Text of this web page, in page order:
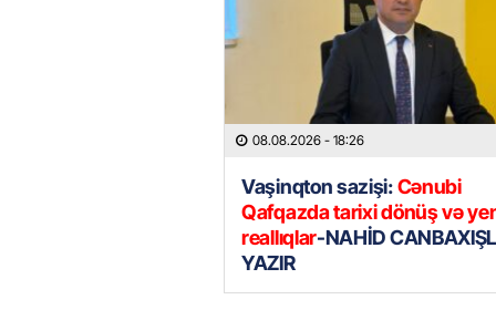
08.08.2026 - 18:26
Vaşinqton sazişi:Cənubi
Qafqazda tarixi dönüş və
reallıqlar-NAHİD
YAZIR